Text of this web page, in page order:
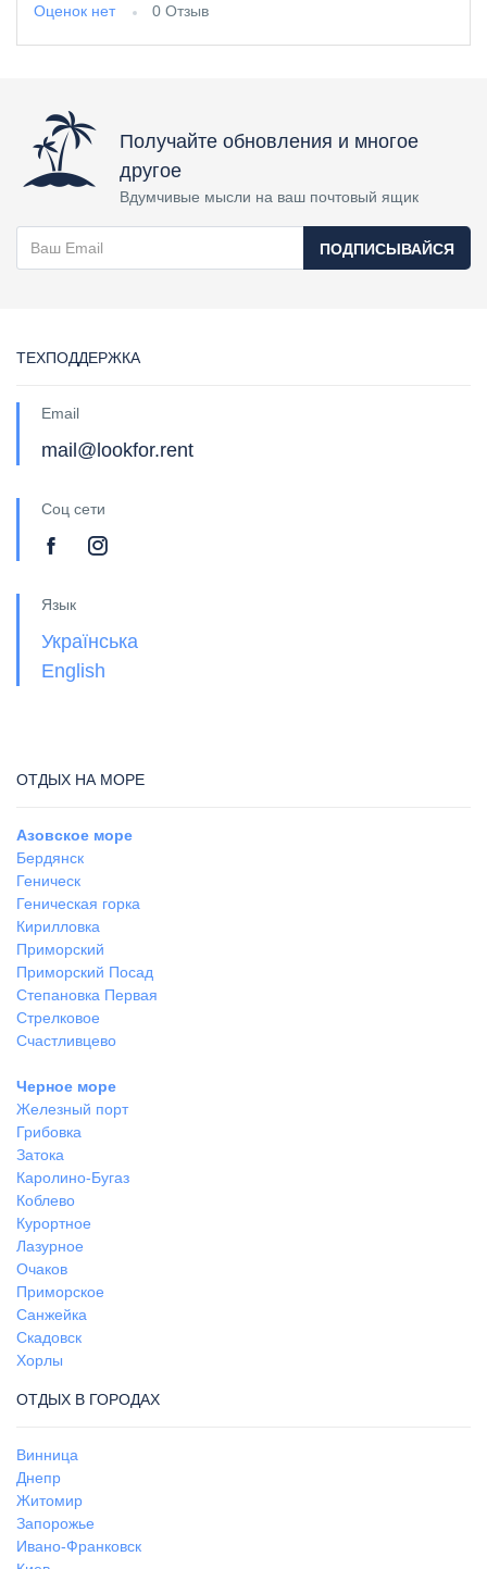
Оценок нет 0 Отзыв
Получайте обновления и многое
другое
Вдумчивые мысли на ваш почтовый ящик
ПОДПИСЫВАЙСЯ
ТЕХПОДДЕРЖКА
Email
mail@lookfor.rent
Соц сети
Язык
Українська
English
ОТДЫХ НА МОРЕ
Азовское море
Бердянск
Геническ
Геническая горка
Кирилловка
Приморский
Приморский Посад
Степановка Первая
Стрелковое
Счастливцево
Черное море
Железный порт
Грибовка
Затока
Каролино-Бугаз
Коблево
Курортное
Лазурное
Очаков
Приморское
Санжейка
Скадовск
Хорлы
ОТДЫХ В ГОРОДАХ
Винница
Днепр
Житомир
Запорожье
Ивано-Франковск